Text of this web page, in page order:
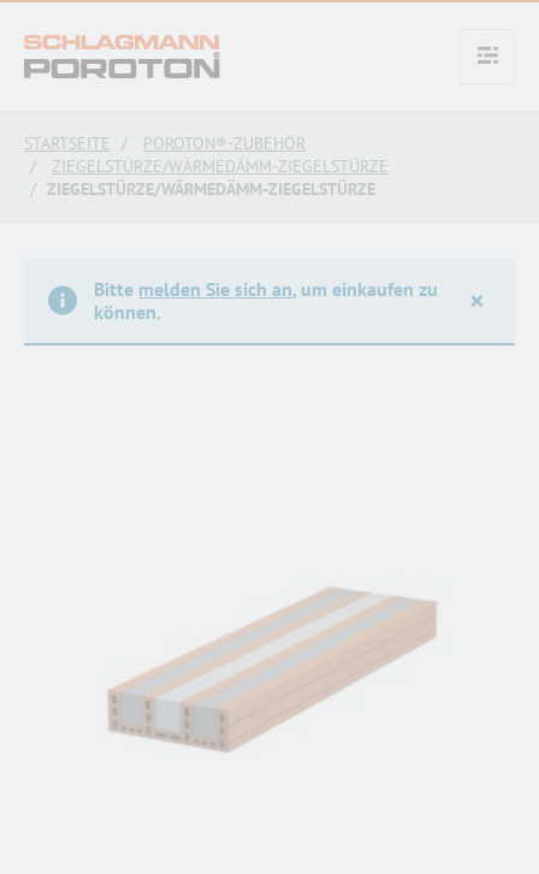
text.skipToContent
text.skipToNavigation
STARTSEITE
POROTON®-ZUBEHÖR
ZIEGELSTÜRZE/WÄRMEDÄMM-ZIEGELSTÜRZE
ZIEGELSTÜRZE/WÄRMEDÄMM-ZIEGELSTÜRZE
Bitte melden Sie sich an, um einkaufen zu
können.
×